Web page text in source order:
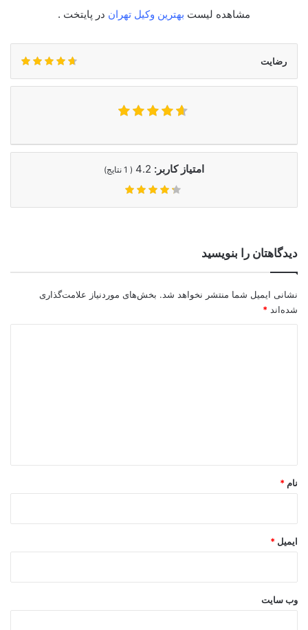
مشاهده لیست بهترین وکیل تهران در پایتخت .
رضایت
امتیاز کاربر: 4.2
(
1 نتایج)
دیدگاهتان را بنویسید
نشانی ایمیل شما منتشر نخواهد شد. بخش‌های موردنیاز علامت‌گذاری
شده‌اند *
نام *
ایمیل *
وب‌ سایت